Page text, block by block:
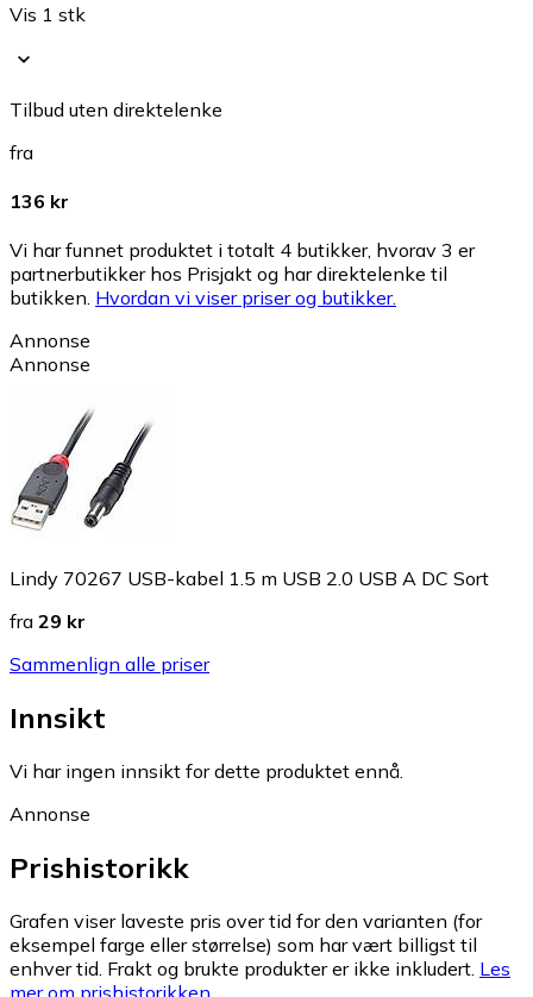
Vis 1 stk
Tilbud uten direktelenke
fra
136 kr
Vi har funnet produktet i totalt 4 butikker, hvorav 3 er
partnerbutikker hos Prisjakt og har direktelenke til
butikken. Hvordan vi viser priser og butikker.
Annonse
Annonse
Lindy 70267 USB-kabel 1.5 m USB 2.0 USB A DC Sort
fra 29 kr
Sammenlign alle priser
Innsikt
Vi har ingen innsikt for dette produktet ennå.
Annonse
Prishistorikk
Grafen viser laveste pris over tid for den varianten (for
eksempel farge eller størrelse) som har vært billigst til
enhver tid. Frakt og brukte produkter er ikke inkludert. Les